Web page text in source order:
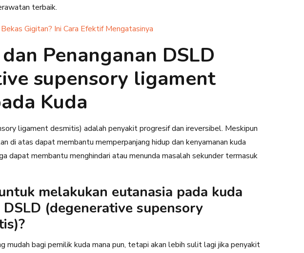
terbaik.
Gigitan? Ini Cara Efektif Mengatasinya
Penanganan DSLD
supensory ligament
Kuda
ligament desmitis) adalah penyakit progresif dan ireversibel. Meskipun
di atas dapat membantu memperpanjang hidup dan kenyamanan kuda
dapat membantu menghindari atau menunda masalah sekunder termasuk
melakukan eutanasia pada kuda
(degenerative supensory
mudah bagi pemilik kuda mana pun, tetapi akan lebih sulit lagi jika penyakit